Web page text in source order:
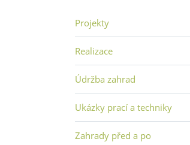
Projekty
Realizace
Údržba zahrad
Ukázky prací a techniky
Zahrady před a po